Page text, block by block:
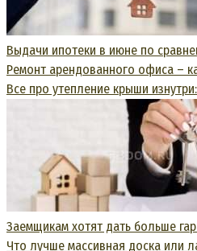
Выдачи ипотеки в июне по
Ремонт арендованного офиса –
Все про утепление крыши
Заемщикам хотят дать больше
Что лучше массивная доска или